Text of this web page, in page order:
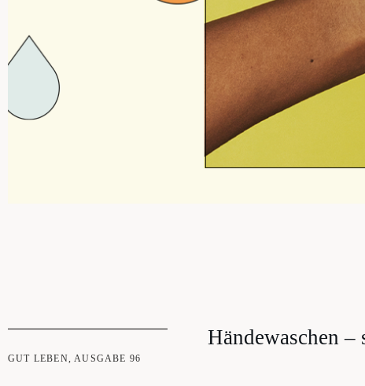
GUT LEBEN,AUSGABE 96
Hän­de­wa­schen